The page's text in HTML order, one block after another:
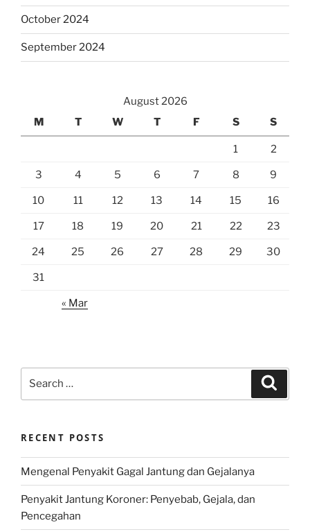
October 2024
September 2024
August 2026
M
T W T F S S
1 2
3 4 5 6 7 8 9
10 11 12 13 14 15 16
17 18 19 20 21 22 23
24 25 26 27 28 29 30
31
« Mar
RECENT POSTS
Mengenal Penyakit Gagal Jantung dan Gejalanya
Penyakit Jantung Koroner: Penyebab, Gejala, dan
Pencegahan